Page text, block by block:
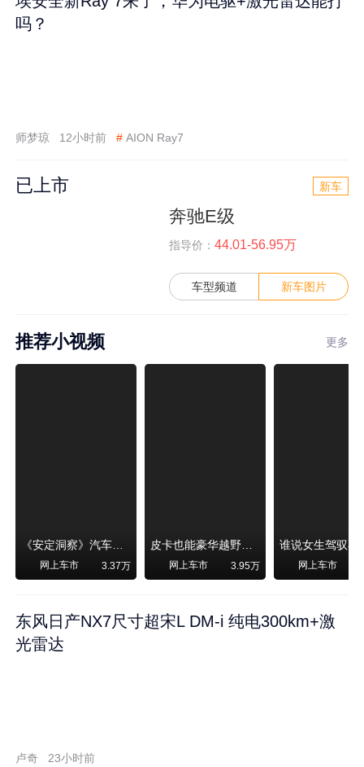
吗？
师梦琼 12小时前 # AION Ray7
已上市 新车
奔驰E级
指导价： 44.01-56.95万
车型频道 新车图片
推荐小视频 更多
《安定洞察》汽车烧不烧油，和石油安全无关！
网上车市 3.37万
皮卡也能豪华越野！纵横F700上市，限时卖29.99万起
网上车市 3.95万 网上车市
东风日产NX7尺寸超宋L DM-i 纯电300km+激
光雷达
卢奇 23小时前